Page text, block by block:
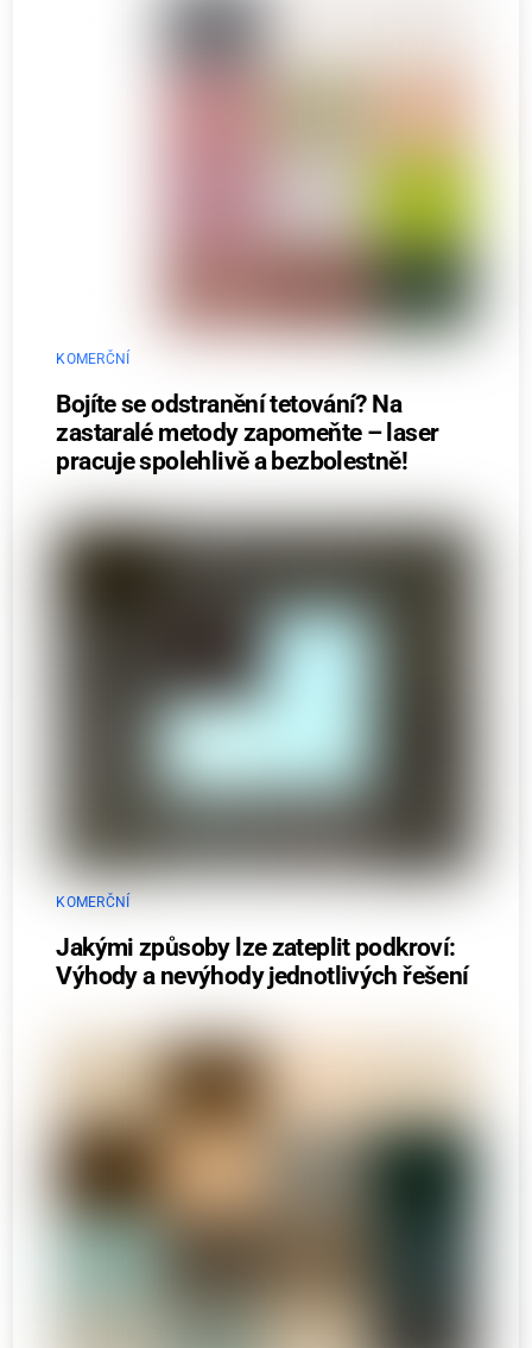
KOMERČNÍ
Bojíte se odstranění tetování? Na
zastaralé metody zapomeňte – laser
pracuje spolehlivě a bezbolestně!
KOMERČNÍ
Jakými způsoby lze zateplit podkroví:
Výhody a nevýhody jednotlivých řešení